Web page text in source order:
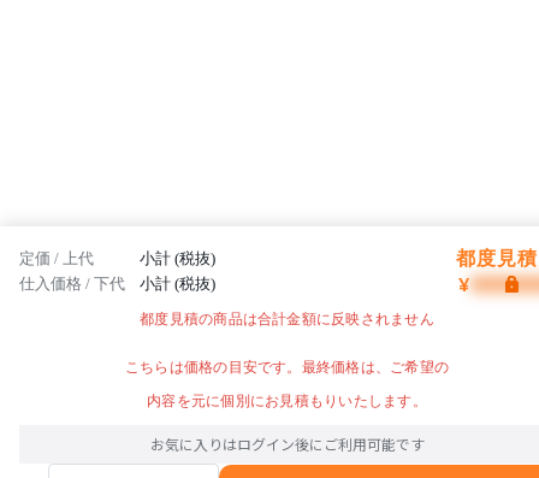
定価 / 上代 小計 (税抜) 都度見
仕入価格 / 下代 小計 (税抜) ¥
都度見積の商品は合計金額に反映されません
こちらは価格の目安です。最終価格は、ご希望の
内容を元に個別にお見積もりいたします。
お気に入りはログイン後にご利用可能です